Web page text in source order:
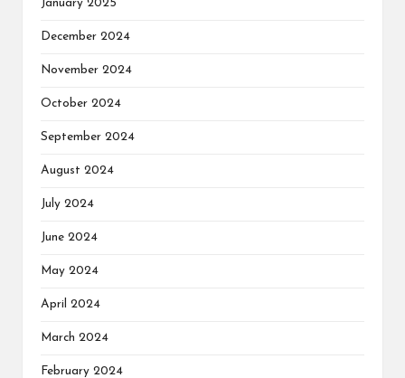
January 2025
December 2024
November 2024
October 2024
September 2024
August 2024
July 2024
June 2024
May 2024
April 2024
March 2024
February 2024